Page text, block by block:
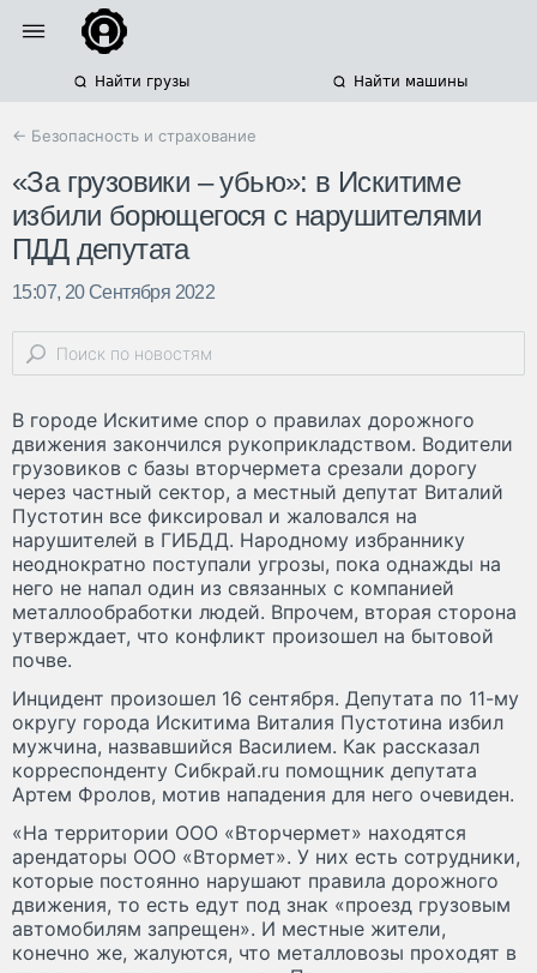
Найти грузы Найти машины
← Безопасность и страхование
«За грузовики – убью»: в Искитиме
избили борющегося с нарушителями
ПДД депутата
15:07, 20 Сентября 2022
В городе Искитиме спор о правилах дорожного
движения закончился рукоприкладством. Водители
грузовиков с базы вторчермета срезали дорогу
через частный сектор, а местный депутат Виталий
Пустотин все фиксировал и жаловался на
нарушителей в ГИБДД. Народному избраннику
неоднократно поступали угрозы, пока однажды на
него не напал один из связанных с компанией
металлообработки людей. Впрочем, вторая сторона
утверждает, что конфликт произошел на бытовой
почве.
Инцидент произошел 16 сентября. Депутата по 11-му
округу города Искитима Виталия Пустотина избил
мужчина, назвавшийся Василием. Как рассказал
корреспонденту Сибкрай.ru помощник депутата
Артем Фролов, мотив нападения для него очевиден.
«На территории ООО «Вторчермет» находятся
арендаторы ООО «Втормет». У них есть сотрудники,
которые постоянно нарушают правила дорожного
движения, то есть едут под знак «проезд грузовым
автомобилям запрещен». И местные жители,
конечно же, жалуются, что металловозы проходят в